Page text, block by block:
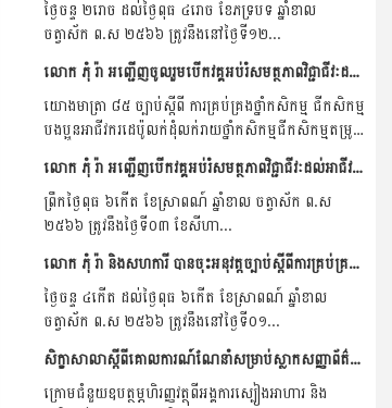
ថ្ងៃចន្ទ ២រោច​ ដល់ថ្ងៃពុធ ៤រោច ខែភទ្របទ ឆ្នាំខាល
ចត្វាស័ក ព.ស ២៥៦៦ ត្រូវនឹងនៅថ្ងៃទី១២...
លោក ភុំ រ៉ា អញ្ជើញចូលរួមបើកវគ្គអប់រំសមត្ថភាពវិជ្ជាជីវៈដល់អាជីវករ ដេប៉ូលក់ដុំ.លក់រាយ ថ្នាំកសិកម្ម និងជីកសិកម្មនៅមន្ទីរកសិកម្ម រុក្ខាប្រមាញ់និងនេសាទខេត្តព្រះវិហារ...
យោងមាត្រា ៨៥ ច្បាប់ស្តីពី ការគ្រប់គ្រងថ្នាំកសិកម្ម ជីកសិកម្ម
បងប្អូនអាជីវករដេប៉ូលក់ដុំលក់រាយថ្នាំកសិកម្មជីកសិកម្មតម្រូវ
ឲ្យសិក្សាឆ្លងកាត់វគ្គបណ្តុះបណ្តាលអប់រំសមត្ថភាពវិជ្ជាជីវ:ស្តីពី
នីតិវិធី...
លោក ភុំ រ៉ា អញ្ជើញបើកវគ្គអប់រំសមត្ថភាពវិជ្ជាជីវៈដល់អាជីវករ ដេប៉ូលក់ដុំ.លក់រាយ ថ្នាំកសិកម្ម និងជីកសិកម្មនៅមន្ទីរកសិកម្ម រុក្ខាប្រមាញ់និងនេសាទខេត្តកំពត ។
ព្រឹកថ្ងៃពុធ ៦កើត ខែស្រាពណ៍ ឆ្នាំខាល ចត្វាស័ក ព.ស
២៥៦៦ ត្រូវនឹងថ្ងៃទី០៣ ខែសីហា...
លោក ភុំ រ៉ា និងសហការី បានចុះអនុវត្តច្បាប់ស្តីពីការគ្រប់គ្រងថ្នាំកសិកម្ម និងជីកសិកម្ម នៅខេត្តកំពត និងខេត្តតាកែវ។
ថ្ងៃចន្ទ ៤កើត​ ដល់ថ្ងៃពុធ ៦កើត ខែស្រាពណ៍ ឆ្នាំខាល
ចត្វាស័ក ព.ស ២៥៦៦ ត្រូវនឹងនៅថ្ងៃទី០១...
សិក្ខាសាលាស្តីពីគោលការណ៍ណែនាំសម្រាប់ស្លាកសញ្ញាព័ត៌មាន និងគំរូស្លាកសញ្ញាព័ត៌មាននៃថ្នាំកសិកម្ម បានប្រារព្ធបើកនៅខេត្តឧត្តរមានជ័យមាន។
ក្រោមជំនួយឧបត្ថម្ភហិរញ្ញវត្ថុពីអង្គការស្បៀងអាហារ និង